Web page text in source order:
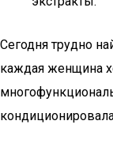
Сегодня трудно
каждая женщина